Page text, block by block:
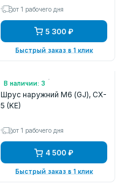
от 1 рабочего дня
5 300 ₽
Быстрый заказ в 1 клик
В наличии: 3
Арт.: NJ2055NY
Шрус наружний М6 (GJ), CX-
5 (KE)
от 1 рабочего дня
4 500 ₽
Быстрый заказ в 1 клик